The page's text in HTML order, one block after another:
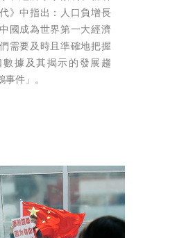
》中指出：人口負增長
國成為世界第一大經濟
需要及時且準確地把握
據及其揭示的發展趨
件」。